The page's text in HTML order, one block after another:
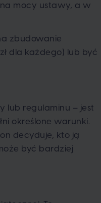
mocy ustawy, a w
zbudowanie
dla każdego) lub być
lub regulaminu – jest
określone warunki.
decyduje, kto ją
być bardziej